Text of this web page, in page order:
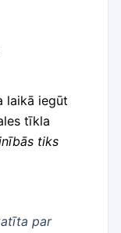
laikā iegūt
tīkla
tiks
par